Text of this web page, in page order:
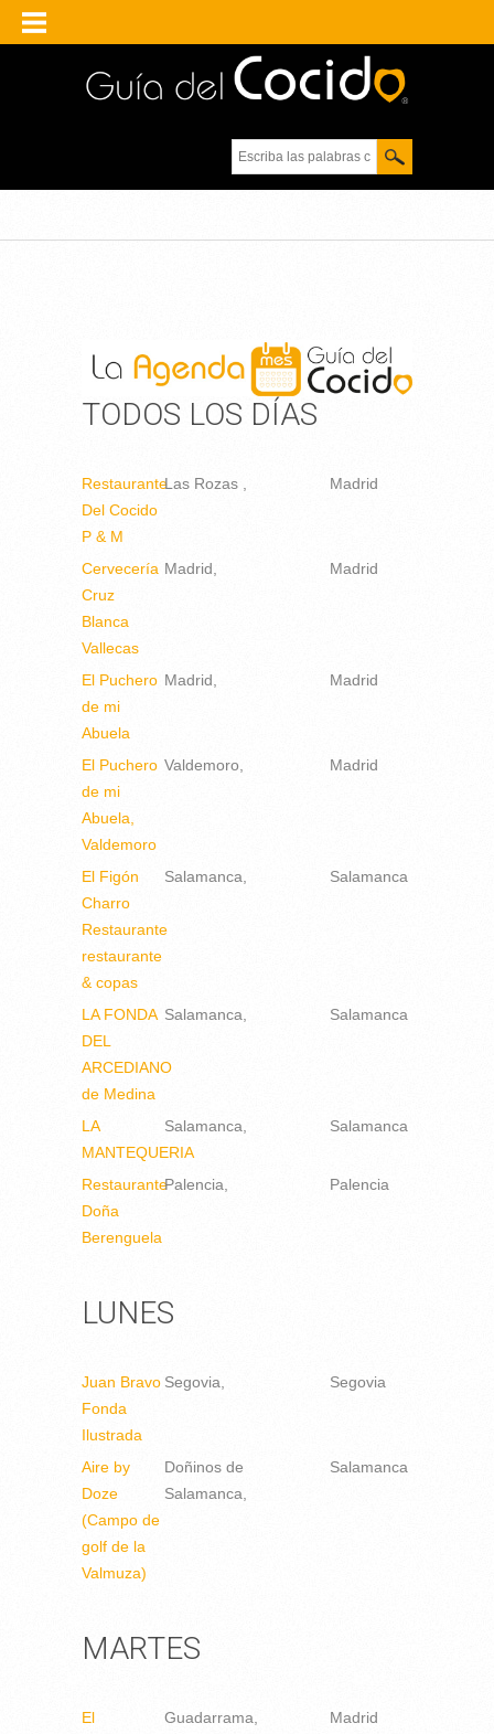
Escriba las palabras
clave.
TODOS LOS DÍAS
Restaurante
Del Cocido
P & M
Las Rozas Madrid
Cervecería
Cruz
Blanca
Vallecas
Madrid Madrid
El Puchero
de mi
Abuela
Madrid Madrid
El Puchero
de mi
Abuela,
Valdemoro
Valdemoro Madrid
El Figón
Charro
Restaurante
restaurante
& copas
Salamanca Salamanca
LA FONDA
DEL
ARCEDIANO
de Medina
Salamanca Salamanca
LA
MANTEQUERIA
Salamanca Salamanca
Restaurante
Doña
Berenguela
Palencia Palencia
LUNES
Juan Bravo
Fonda
Ilustrada
Segovia Segovia
Aire by
Doze
(Campo de
golf de la
Valmuza)
Doñinos de
Salamanca
Salamanca
MARTES
El
Guadarrama Madrid